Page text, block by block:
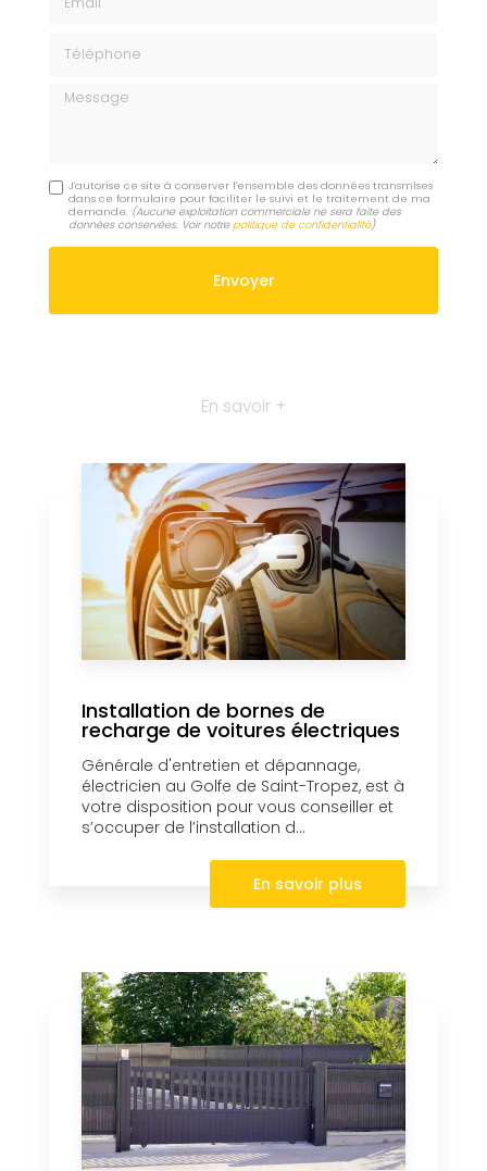
Message
J'autorise ce site à conserver l'ensemble des données transmises
dans ce formulaire pour faciliter le suivi et le traitement de ma
demande. (Aucune exploitation commerciale ne sera faite des
données conservées. Voir notrepolitique de confidentialité)
En savoir +
Installation de bornes de
recharge de voitures électriques
Générale d'entretien et dépannage,
électricien au Golfe de Saint-Tropez, est à
votre disposition pour vous conseiller et
s’occuper de l’installation d...
En savoir plus